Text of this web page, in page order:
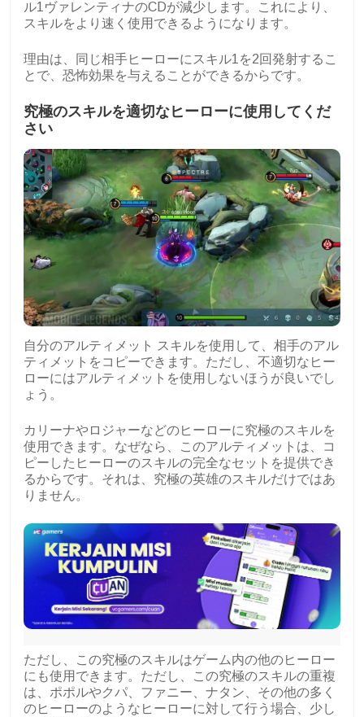
ル1ヴァレンティナのCDが減少します。これにより、
スキルをより速く使用できるようになります。
理由は、同じ相手ヒーローにスキル1を2回発射するこ
とで、恐怖効果を与えることができるからです。
究極のスキルを適切なヒーローに使用してくだ
さい
自分のアルティメット スキルを使用して、相手のアル
ティメットをコピーできます。ただし、不適切なヒー
ローにはアルティメットを使用しないほうが良いでし
ょう。
カリーナやロジャーなどのヒーローに究極のスキルを
使用できます。なぜなら、このアルティメットは、コ
ピーしたヒーローのスキルの完全なセットを提供でき
るからです。それは、究極の英雄のスキルだけではあ
りません。
ただし、この究極のスキルはゲーム内の他のヒーロー
にも使用できます。ただし、この究極のスキルの重複
は、ポポルやクパ、ファニー、ナタン、その他の多く
のヒーローのようなヒーローに対して行う場合、少し